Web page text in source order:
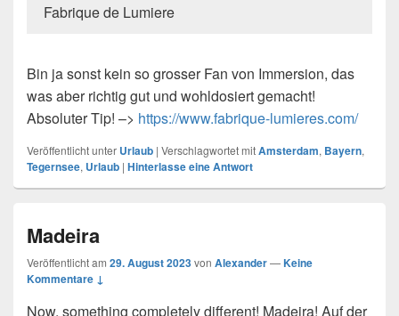
Fabrique de Lumiere
Bin ja sonst kein so grosser Fan von Immersion, das
was aber richtig gut und wohldosiert gemacht!
Absoluter Tip! –> https://www.fabrique-lumieres.com/
Veröffentlicht unter Urlaub | Verschlagwortet mitAmsterdam, Bayern,
Tegernsee, Urlaub | Hinterlasse eine Antwort
Madeira
Veröffentlicht am 29. August 2023von Alexander—Keine
Kommentare ↓
Now, something completely different! Madeira! Auf der